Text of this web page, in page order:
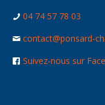
04 74 57 78 03
contact@ponsard-
Suivez-nous sur